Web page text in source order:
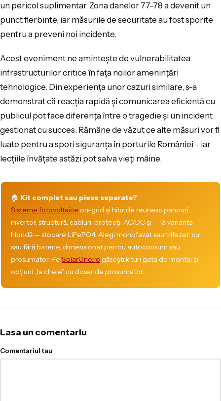
un pericol suplimentar. Zona danelor 77–78 a devenit un
punct fierbinte, iar măsurile de securitate au fost sporite
pentru a preveni noi incidente.
Acest eveniment ne amintește de vulnerabilitatea
infrastructurilor critice în fața noilor amenințări
tehnologice. Din experiența unor cazuri similare, s-a
demonstrat că reacția rapidă și comunicarea eficientă cu
publicul pot face diferența între o tragedie și un incident
gestionat cu succes. Rămâne de văzut ce alte măsuri vor fi
luate pentru a spori siguranța în porturile României – iar
lecțiile învățate astăzi pot salva vieți mâine.
🏠 Kit complet sau piese separate?
Sisteme fotovoltaice on-grid și hibride reunesc panouri,
invertor, structură, cabluri, protecții AC/DC și — la varianta
hibridă — stocare LiFePO4. Alegi monofazat sau trifazat, cu
sau fără baterie, dimensionat pentru autoconsum sau
prosumator. Pe SolarOne.ro găsești kituri gata de montaj și
opțiuni „la cheie” cu dosar de prosumator.
Lasa un comentariu
Comentariul tau